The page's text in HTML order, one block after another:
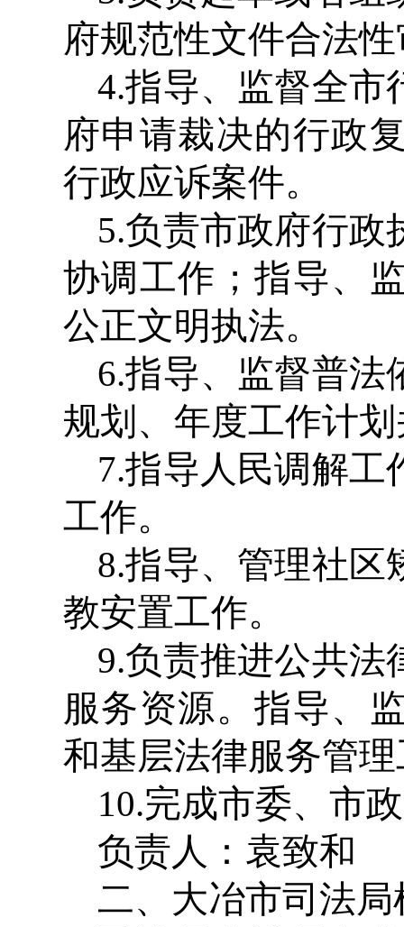
府规范性文件合法
4.指导、监督全市
府申请裁决的行政
行政应诉案件。
5.负责市政府行政
协调工作；指导、
公正文明执法。
6.指导、监督普法
规划、年度工作计
7.指导人民调解工
工作。
8.指导、管理社区
教安置工作。
9.负责推进公共法
服务资源。指导、
和基层法律服务管
10.完成市委、市
负责人：袁致和
二、大冶市司法